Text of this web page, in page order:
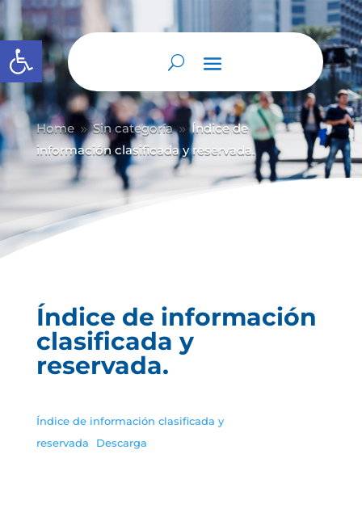
Abrir barra de herramientas
Home 9 Sin categoría 9 Índice de
información clasificada y reservada.
Índice de información
clasificada y
reservada.
Índice de información clasificada y
reservada
Descarga